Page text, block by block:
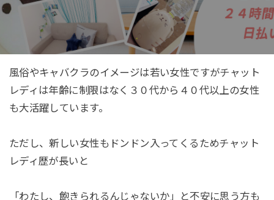
風俗やキャバクラのイメージは若い女性ですがチャット
レディは年齢に制限はなく３０代から４０代以上の女性
も大活躍しています。
ただし、新しい女性もドンドン入ってくるためチャット
レディ歴が長いと
「わたし、飽きられるんじゃないか」と不安に思う方も